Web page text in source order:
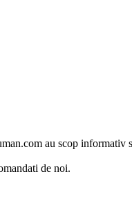
au scop informativ
de noi.